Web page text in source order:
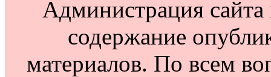
Администрация сайта
содержание
материалов. По всем